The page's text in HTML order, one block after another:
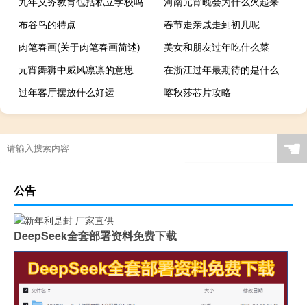
布谷鸟的特点
春节走亲戚走到初几呢
肉笔春画(关于肉笔春画简述)
美女和朋友过年吃什么菜
元宵舞狮中威风凛凛的意思
在浙江过年最期待的是什么
过年客厅摆放什么好运
喀秋莎芯片攻略
☚
公告
DeepSeek全套部署资料免费下载